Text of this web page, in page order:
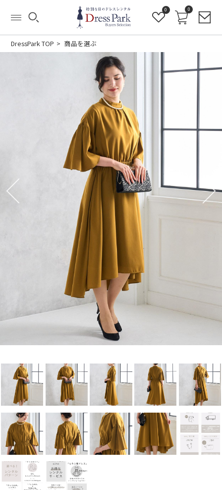
0 0
DressPark TOP 商品を選ぶ